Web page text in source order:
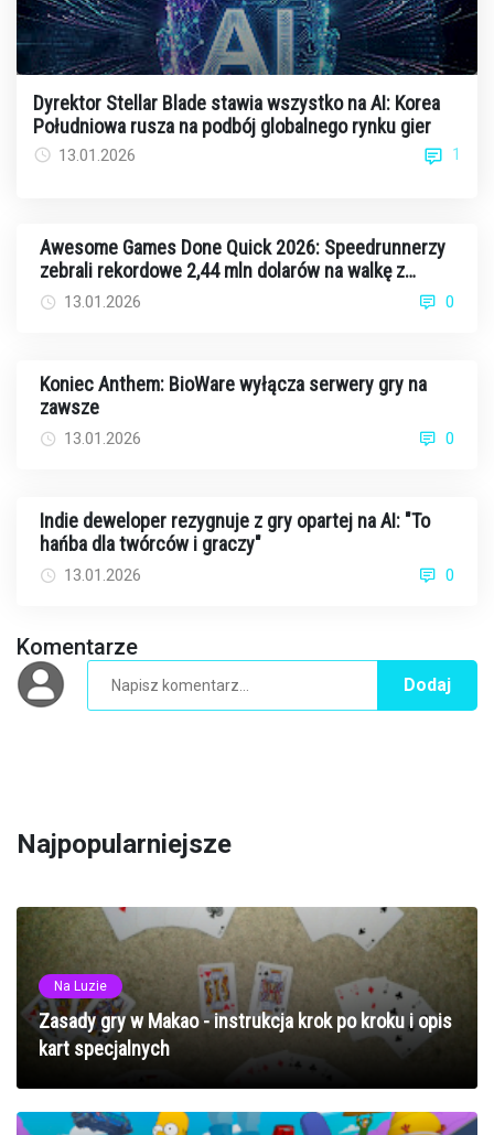
Dyrektor Stellar Blade stawia wszystko na AI: Korea
Południowa rusza na podbój globalnego rynku gier
13.01.2026 1
Awesome Games Done Quick 2026: Speedrunnerzy
zebrali rekordowe 2,44 mln dolarów na walkę z
rakiem13.01.2026 0
Koniec Anthem: BioWare wyłącza serwery gry na
zawsze
13.01.2026 0
Indie deweloper rezygnuje z gry opartej na AI: "To
hańba dla twórców i graczy"
13.01.2026 0
Komentarze
Dodaj
Najpopularniejsze
Na Luzie
Zasady gry w Makao - instrukcja krok po kroku i opis
kart specjalnych